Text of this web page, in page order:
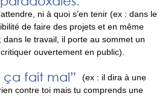
ni à quoi s’en tenir (ex : dans le
de faire des projets et en même
le travail, il porte au sommet un
ouvertement en public).
ça fait mal”
(ex : il dira à une
contre toi mais tu comprends une